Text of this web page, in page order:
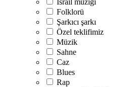
İsrail müziği
Folklorü
Şarkıcı şarkı
Özel teklifimiz
Müzik
Sahne
Caz
Blues
Rap